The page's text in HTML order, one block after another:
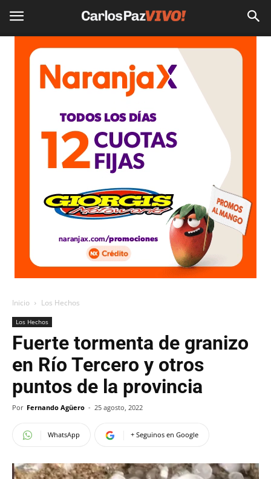
Inicio Los Hechos
Los Hechos
Fuerte tormenta de granizo
en Río Tercero y otros
puntos de la provincia
Por Fernando Agüero - 25 agosto, 2022
WhatsApp + Seguinos en Google